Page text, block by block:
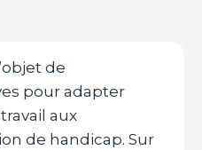
de
pour adapter
aux
de handicap. Sur